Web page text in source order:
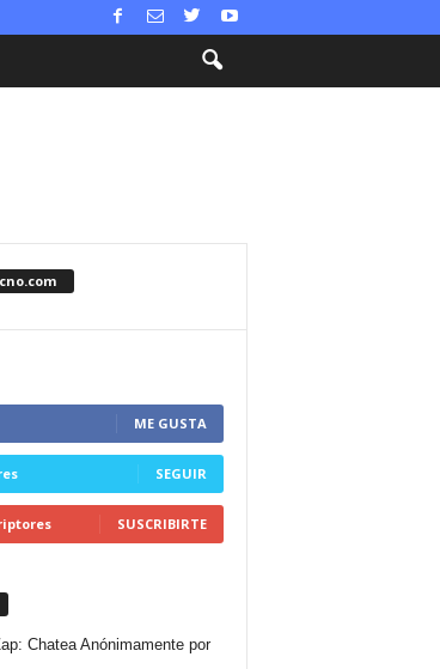
ME GUSTA
SEGUIR
SUSCRIBIRTE
Chatea Anónimamente por